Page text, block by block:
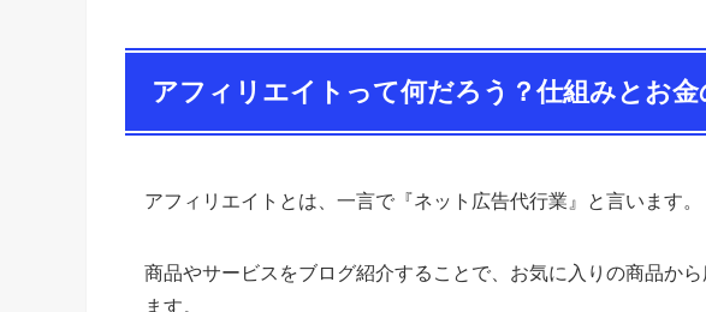
アフィリエイトって何だろう？仕組みとお
アフィリエイトとは、一言で『ネット広告代行業』と言います。
商品やサービスをブログ紹介することで、お気に入りの商品か
ます。